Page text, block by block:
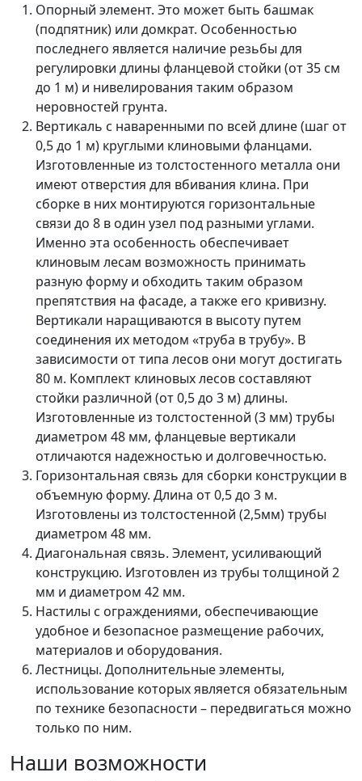
Опорный элемент. Это может быть башмак
(подпятник) или домкрат. Особенностью
последнего является наличие резьбы для
регулировки длины фланцевой стойки (от 35 см
до 1 м) и нивелирования таким образом
неровностей грунта.
Вертикаль с наваренными по всей длине (шаг от
0,5 до 1 м) круглыми клиновыми фланцами.
Изготовленные из толстостенного металла они
имеют отверстия для вбивания клина. При
сборке в них монтируются горизонтальные
связи до 8 в один узел под разными углами.
Именно эта особенность обеспечивает
клиновым лесам возможность принимать
разную форму и обходить таким образом
препятствия на фасаде, а также его кривизну.
Вертикали наращиваются в высоту путем
соединения их методом «труба в трубу». В
зависимости от типа лесов они могут достигать
80 м. Комплект клиновых лесов составляют
стойки различной (от 0,5 до 3 м) длины.
Изготовленные из толстостенной (3 мм) трубы
диаметром 48 мм, фланцевые вертикали
отличаются надежностью и долговечностью.
Горизонтальная связь для сборки конструкции в
объемную форму. Длина от 0,5 до 3 м.
Изготовлены из толстостенной (2,5мм) трубы
диаметром 48 мм.
Диагональная связь. Элемент, усиливающий
конструкцию. Изготовлен из трубы толщиной 2
мм и диаметром 42 мм.
Настилы с ограждениями, обеспечивающие
удобное и безопасное размещение рабочих,
материалов и оборудования.
Лестницы. Дополнительные элементы,
использование которых является обязательным
по технике безопасности – передвигаться можно
только по ним.
Наши возможности